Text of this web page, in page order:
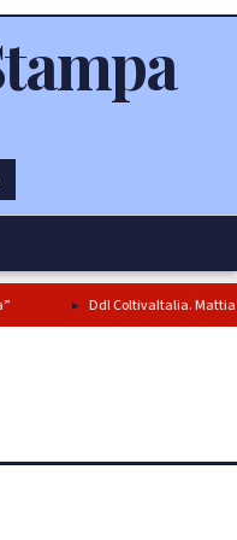
Ddl ColtivaItalia. Mattia (FdI):